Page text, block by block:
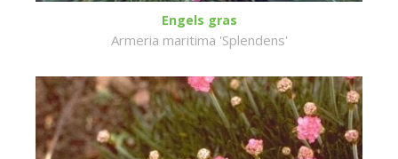
Engels gras
Armeria maritima 'Splendens'